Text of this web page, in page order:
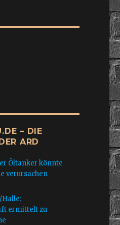
– DIE
ARD
Öltanker könnte
verursachen
ermittelt zu